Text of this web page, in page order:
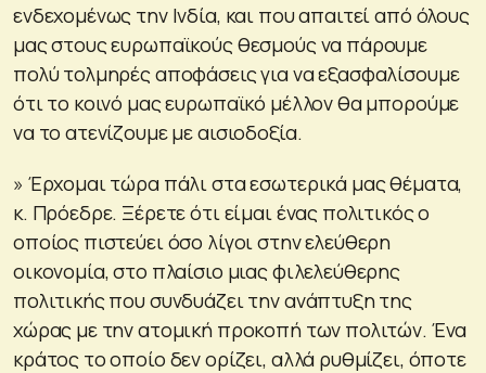
ενδεχομένως την Ινδία, και που απαιτεί από όλους
μας στους ευρωπαϊκούς θεσμούς να πάρουμε
πολύ τολμηρές αποφάσεις για να εξασφαλίσουμε
ότι το κοινό μας ευρωπαϊκό μέλλον θα μπορούμε
να το ατενίζουμε με αισιοδοξία.
» Έρχομαι τώρα πάλι στα εσωτερικά μας θέματα,
κ. Πρόεδρε. Ξέρετε ότι είμαι ένας πολιτικός ο
οποίος πιστεύει όσο λίγοι στην ελεύθερη
οικονομία, στο πλαίσιο μιας φιλελεύθερης
πολιτικής που συνδυάζει την ανάπτυξη της
χώρας με την ατομική προκοπή των πολιτών. Ένα
κράτος το οποίο δεν ορίζει, αλλά ρυθμίζει, όποτε